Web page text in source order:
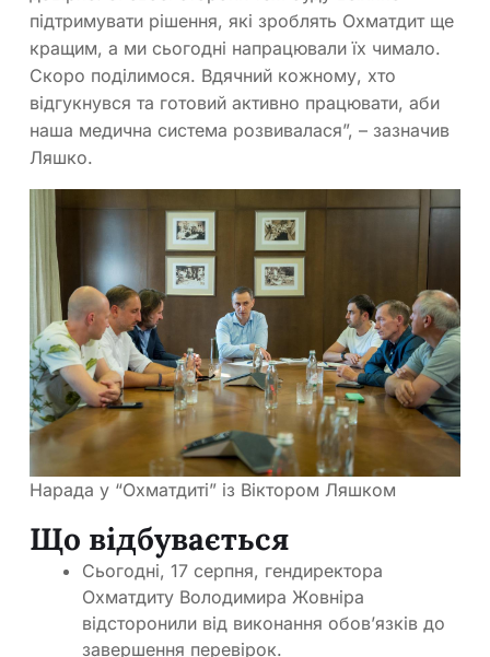
підтримувати рішення, які зроблять Охматдит ще
кращим, а ми сьогодні напрацювали їх чимало.
Скоро поділимося. Вдячний кожному, хто
відгукнувся та готовий активно працювати, аби
наша медична система розвивалася”, – зазначив
Ляшко.
Нарада у “Охматдиті” із Віктором Ляшком
Що відбувається
Сьогодні, 17 серпня, гендиректора
Охматдиту Володимира Жовніра
відсторонили від виконання обов’язків до
завершення перевірок.